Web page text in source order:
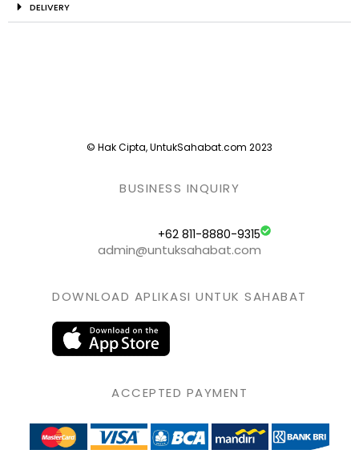
DELIVERY
© Hak Cipta, UntukSahabat.com 2023
BUSINESS INQUIRY
+62 811-8880-9315
admin@untuksahabat.com
DOWNLOAD APLIKASI UNTUK SAHABAT
ACCEPTED PAYMENT